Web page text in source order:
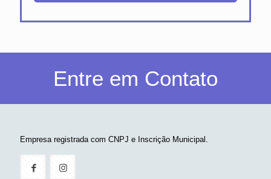
Entre em Contato
Empresa registrada com CNPJ e Inscrição Municipal.